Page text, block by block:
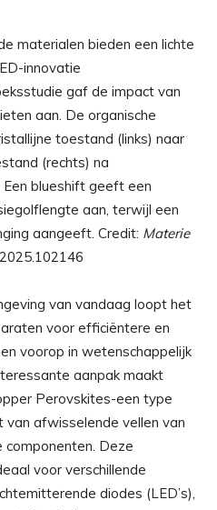
gaf de impact van
aan. De organische
toestand (links) naar
(rechts) na
blueshift geeft een
aan, terwijl een
aangeeft. Credit: Materie
van vandaag loopt het
voor efficiëntere en
voorop in wetenschappelijk
aanpak maakt
Perovskites-een type
afwisselende vellen van
componenten. Deze
voor verschillende
diodes (LED’s),